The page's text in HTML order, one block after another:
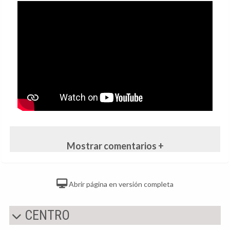
Mostrar comentarios +
Abrir página en versión completa
CENTRO